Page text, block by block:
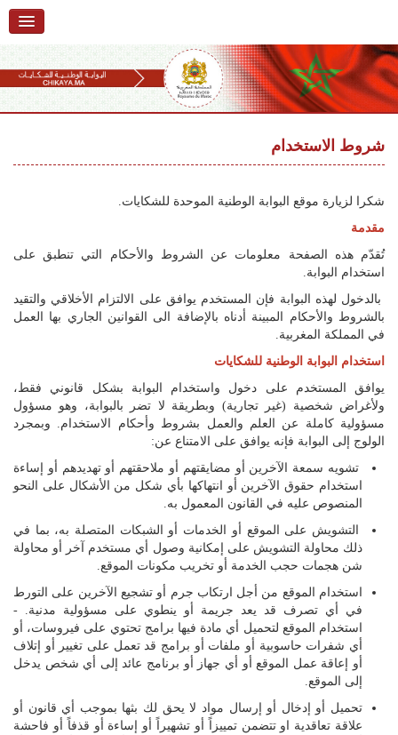
الرئيسية
حول البوابة
تقديم شكاية
تقديم ملاحظة
تقديم إقتراح
أسئلة وأجوبة
إحصائيات
أرقام الشكايات
اللغة
Français
العربية
navigation
content
شروط الاستخدام
شكرا لزيارة موقع البوابة الوطنية الموحدة للشكايات.
مقدمة
تُقدّم هذه الصفحة معلومات عن الشروط والأحكام التي تنطبق على
استخدام البوابة.
بالدخول لهذه البوابة فإن المستخدم يوافق على الالتزام الأخلاقي والتقيد
بالشروط والأحكام المبينة أدناه بالإضافة الى القوانين الجاري بها العمل
في المملكة المغربية.
استخدام البوابة الوطنية للشكايات
يوافق المستخدم على دخول واستخدام البوابة بشكل قانوني فقط،
ولأغراض شخصية (غير تجارية) وبطريقة لا تضر بالبوابة، وهو مسؤول
مسؤولية كاملة عن العلم والعمل بشروط وأحكام الاستخدام. وبمجرد
الولوج إلى البوابة فإنه يوافق على الامتناع عن:
تشويه سمعة الآخرين أو مضايقتهم أو ملاحقتهم أو تهديدهم أو إساءة
استخدام حقوق الآخرين أو انتهاكها بأي شكل من الأشكال على النحو
المنصوص عليه في القانون المعمول به.
التشويش على الموقع أو الخدمات أو الشبكات المتصلة به، بما في
ذلك محاولة التشويش على إمكانية وصول أي مستخدم آخر أو محاولة
شن هجمات حجب الخدمة أو تخريب مكونات الموقع.
استخدام الموقع من أجل ارتكاب جرم أو تشجيع الآخرين على التورط
في أي تصرف قد يعد جريمة أو ينطوي على مسؤولية مدنية. -
استخدام الموقع لتحميل أي مادة فيها برامج تحتوي على فيروسات، أو
أي شفرات حاسوبية أو ملفات أو برامج قد تعمل على تغيير أو إتلاف
أو إعاقة عمل الموقع أو أي جهاز أو برنامج عائد إلى أي شخص يدخل
إلى الموقع.
تحميل أو إدخال أو إرسال مواد لا يحق لك بثها بموجب أي قانون أو
علاقة تعاقدية او تتضمن تمييزاً أو تشهيراً أو إساءة أو قذفاً أو فاحشة